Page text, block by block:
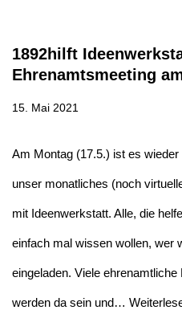
1892hilft
Ehrenamtsmeeting
15. Mai 2021
Am Montag (17.5.) ist es
unser monatliches (noch
mit Ideenwerkstatt. Alle, die
einfach mal wissen wollen, wer
eingeladen. Viele
werden da sein und…